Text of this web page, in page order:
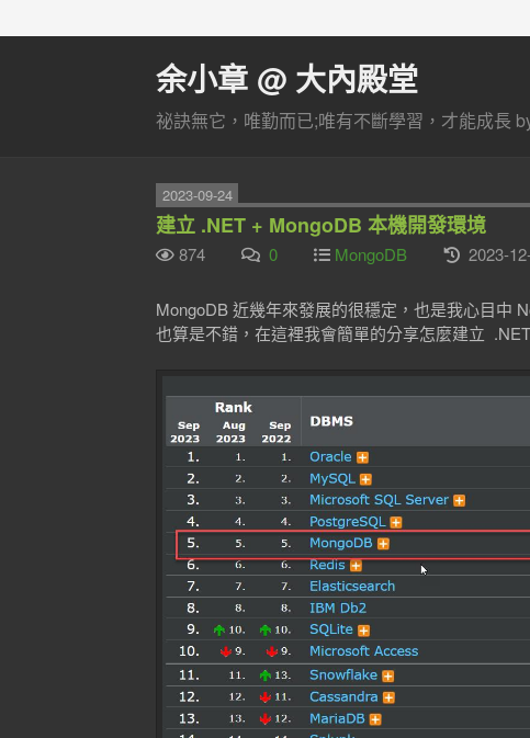
余小章 @ 大內殿堂
祕訣無它，唯勤而已;唯有不斷學習，才能成長
2023-09-24
建立 .NET + MongoDB 本機開發環境
874 0 MongoDB 2023-
MongoDB 近幾年來發展的很穩定，也是我心目中
也算是不錯，在這裡我會簡單的分享怎麼建立